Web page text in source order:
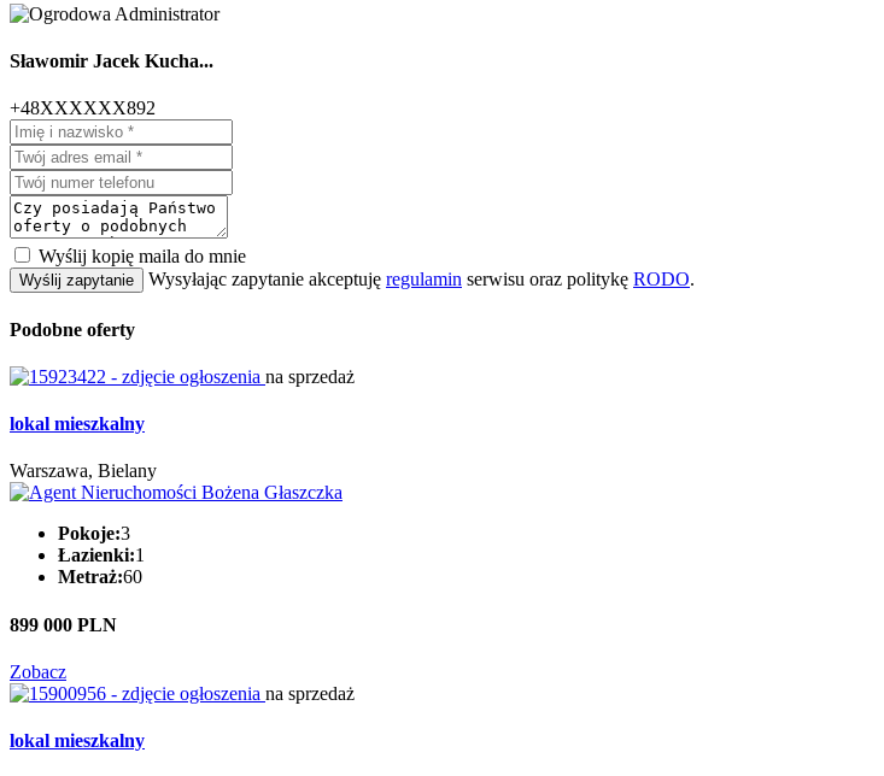
Sławomir Jacek Kucha...
+48XXXXXX892
Wyślij kopię maila do mnie
Wyślij zapytanie Wysyłając zapytanie akceptuję regulamin serwisu oraz politykę RODO.
Podobne oferty
na sprzedaż
lokal mieszkalny
Warszawa, Bielany
Pokoje:3
Łazienki:1
Metraż:60
899 000 PLN
Zobacz
na sprzedaż
lokal mieszkalny